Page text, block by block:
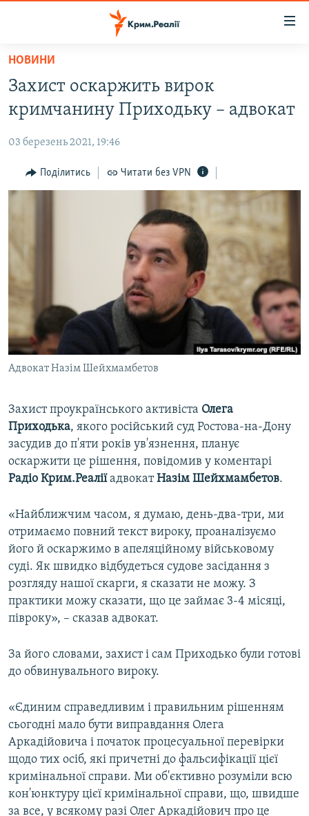
Перейти
основного
матеріалу
Перейти
до
навігації
Перейти
ВІДЕО ТА ФОТО
ПОЛІТИКА
БЛОГИ
ПОГЛЯД
ВСЕ ЗА ДЕНЬ
СПЕЦПРОЕКТИ
ВІДЕОУРОКИ «ELIFBE»
СВІДЧЕННЯ ОКУПАЦІЇ
УКРАЇНСЬКА ПРОБЛЕМА КРИМУ
ЯК ОБІЙТИ БЛОКУВАННЯ
Русский
Qırımtatar
Усі сайти RFE/RL
НОВИНИ
Захист оскаржить вирок
кримчанину Приходьку – адвокат
03 березень 2021, 19:46
Поділитись Читати без VPN
Адвокат Назім Шейхмамбетов
Захист проукраїнського активіста Олега
Приходька, якого російський суд Ростова-на-Дону
засудив до п'яти років ув'язнення, планує
оскаржити це рішення, повідомив у коментарі
Радіо Крим.РеаліїадвокатНазім Шейхмамбетов.
«Найближчим часом, я думаю, день-два-три, ми
отримаємо повний текст вироку, проаналізуємо
його й оскаржимо в апеляційному військовому
суді. Як швидко відбудеться судове засідання з
розгляду нашої скарги, я сказати не можу. З
практики можу сказати, що це займає 3-4 місяці,
півроку», – сказав адвокат.
За його словами, захист і сам Приходько були готові
до обвинувального вироку.
«Єдиним справедливим і правильним рішенням
сьогодні мало бути виправдання Олега
Аркадійовича і початок процесуальної перевірки
щодо тих осіб, які причетні до фальсифікації цієї
кримінальної справи. Ми об'єктивно розуміли всю
кон'юнктуру цієї кримінальної справи, що, швидше
за все, у всякому разі Олег Аркадійович про це